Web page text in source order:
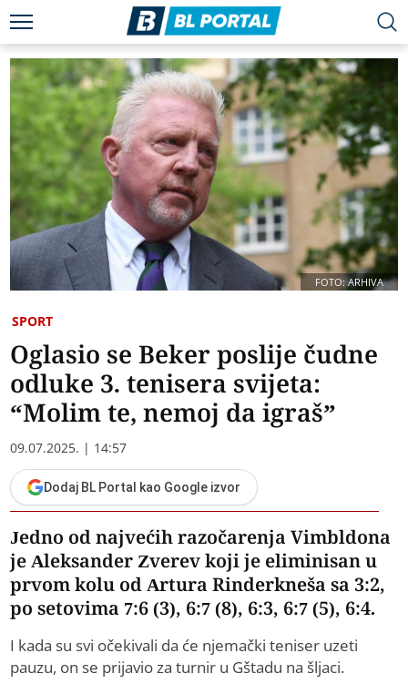
FOTO: ARHIVA
SPORT
Oglasio se Beker poslije čudne
odluke 3. tenisera svijeta:
“Molim te, nemoj da igraš”
09.07.2025. | 14:57
Dodaj BL Portal kao Google izvor
Jedno od najvećih razočarenja Vimbldona
je Aleksander Zverev koji je eliminisan u
prvom kolu od Artura Rinderkneša sa 3:2,
po setovima 7:6 (3), 6:7 (8), 6:3, 6:7 (5), 6:4.
I kada su svi očekivali da će njemački teniser uzeti
pauzu, on se prijavio za turnir u Gštadu na šljaci.